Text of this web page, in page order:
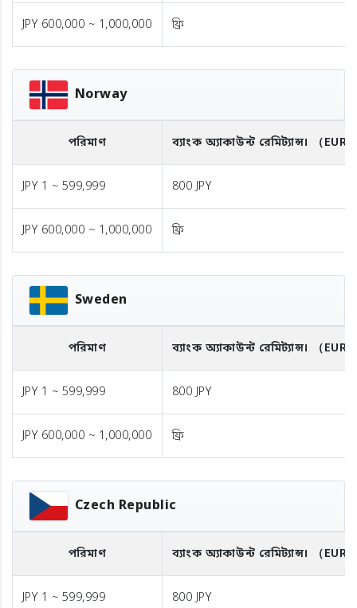
JPY 600,000 ~ 1,000,000 ফ্রি
Norway
পরিমাণ ব্যাংক অ্যাকাউন্ট রেমিট্যান্স। （EUR
JPY 1 ~ 599,999 800 JPY
JPY 600,000 ~ 1,000,000 ফ্রি
Sweden
পরিমাণ ব্যাংক অ্যাকাউন্ট রেমিট্যান্স। （EUR
JPY 1 ~ 599,999 800 JPY
JPY 600,000 ~ 1,000,000 ফ্রি
Czech Republic
পরিমাণ ব্যাংক অ্যাকাউন্ট রেমিট্যান্স। （EUR
JPY 1 ~ 599,999 800 JPY